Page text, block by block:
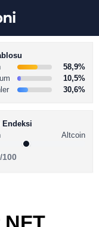
Youtube
58,9%
10,5%
30,6%
Endeksi
Altcoin
/100
NFT